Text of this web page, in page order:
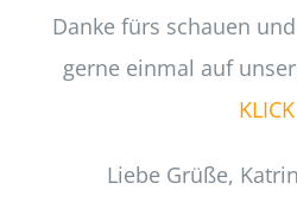
Danke fürs schauen
gerne einmal auf
KLICK
Liebe Grüße,